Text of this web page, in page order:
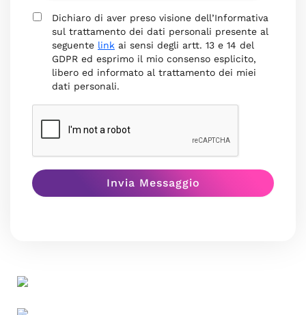
Dichiaro di aver preso visione dell’Informativa
sul trattamento dei dati personali presente al
seguente link ai sensi degli artt. 13 e 14 del
GDPR ed esprimo il mio consenso esplicito,
libero ed informato al trattamento dei miei
dati personali.